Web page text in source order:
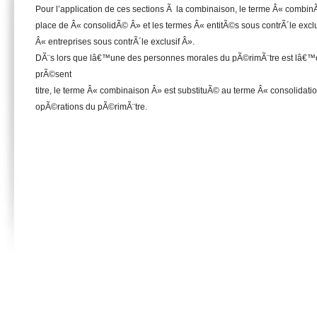
Pour l’application de ces sections Ã la combinaison, le terme Â«
place de Â« consolidÃ© Â» et les termes Â« entitÃ©s sous contrÃ´le
Â« entreprises sous contrÃ´le exclusif Â».
DÃ¨s lors que lâ€™une des personnes morales du pÃ©rimÃ¨tre est
prÃ©sent
titre, le terme Â« combinaison Â» est substituÃ© au terme Â«
opÃ©rations du pÃ©rimÃ¨tre.